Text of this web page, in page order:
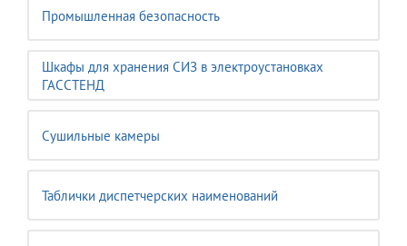
Промышленная безопасность
Шкафы для хранения СИЗ в электроустановках
ГАССТЕНД
Сушильные камеры
Таблички диспетчерских наименований